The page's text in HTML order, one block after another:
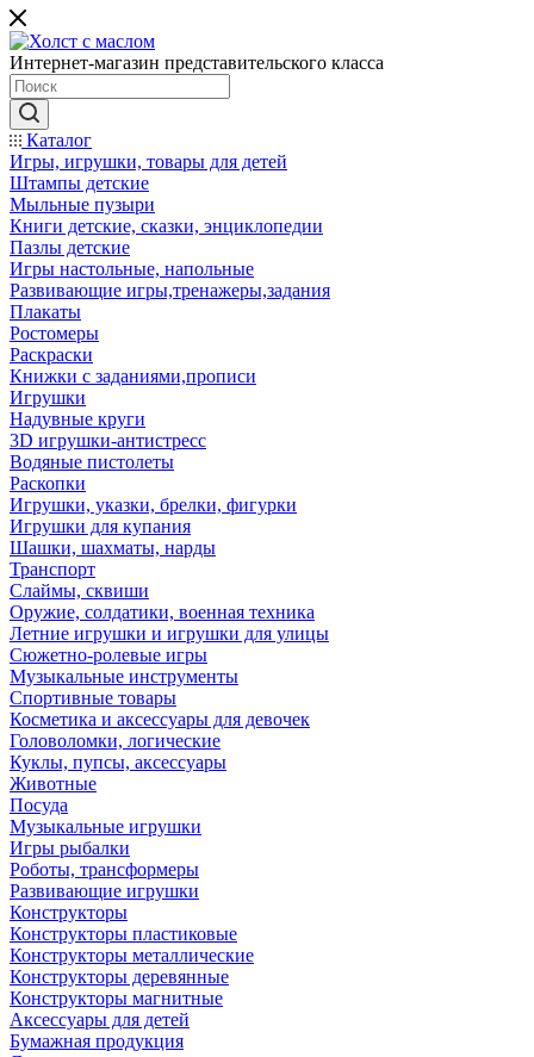
Интернет-магазин представительского класса
Каталог
Игры, игрушки, товары для детей
Штампы детские
Мыльные пузыри
Книги детские, сказки, энциклопедии
Пазлы детские
Игры настольные, напольные
Развивающие игры,тренажеры,задания
Плакаты
Ростомеры
Раскраски
Книжки с заданиями,прописи
Игрушки
Надувные круги
3D игрушки-антистресс
Водяные пистолеты
Раскопки
Игрушки, указки, брелки, фигурки
Игрушки для купания
Шашки, шахматы, нарды
Транспорт
Слаймы, сквиши
Оружие, солдатики, военная техника
Летние игрушки и игрушки для улицы
Сюжетно-ролевые игры
Музыкальные инструменты
Спортивные товары
Косметика и аксессуары для девочек
Головоломки, логические
Куклы, пупсы, аксессуары
Животные
Посуда
Музыкальные игрушки
Игры рыбалки
Роботы, трансформеры
Развивающие игрушки
Конструкторы
Конструкторы пластиковые
Конструкторы металлические
Конструкторы деревянные
Конструкторы магнитные
Аксессуары для детей
Бумажная продукция